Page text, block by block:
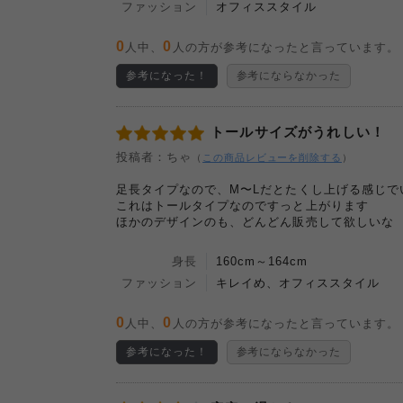
ファッション
オフィススタイル
0 人中、0 人の方が参考になったと言っています。
参考になった！ 参考にならなかった
トールサイズがうれしい！
投稿者：ちゃ
（ この商品レビューを削除する ）
足長タイプなので、M〜Lだとたくし上げる感じで
これはトールタイプなのですっと上がります
ほかのデザインのも、どんどん販売して欲しいな
身長
160cm～164cm
ファッション
キレイめ、オフィススタイル
0 人中、0 人の方が参考になったと言っています。
参考になった！ 参考にならなかった